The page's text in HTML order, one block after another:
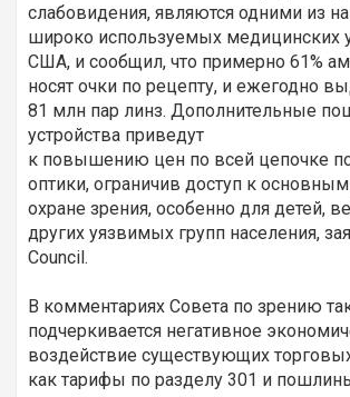
слабовидения, являются одними из
широко используемых медицинских
CША, и сообщил, что примерно 61%
носят очки по рецепту, и ежегодно
81 млн пар линз. Дополнительные
устройства приведут
к повышению цен по всей цепочке
оптики, ограничив доступ к
охране зрения, особенно для детей,
других уязвимых групп населения,
Council.
В комментариях Совета по зрению
подчеркивается негативное
воздействие существующих
как тарифы по разделу 301 и